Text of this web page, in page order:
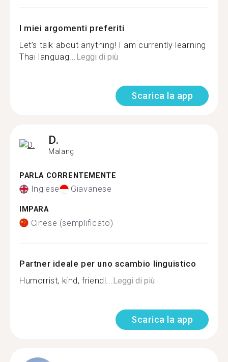
I miei argomenti preferiti
Let’s talk about anything! I am currently learning
Thai languag... Leggi di più
Scarica la app
D.
Malang
PARLA CORRENTEMENTE
Inglese Giavanese
IMPARA
Cinese (semplificato)
Partner ideale per uno scambio linguistico
Humorrist, kind, friendl... Leggi di più
Scarica la app